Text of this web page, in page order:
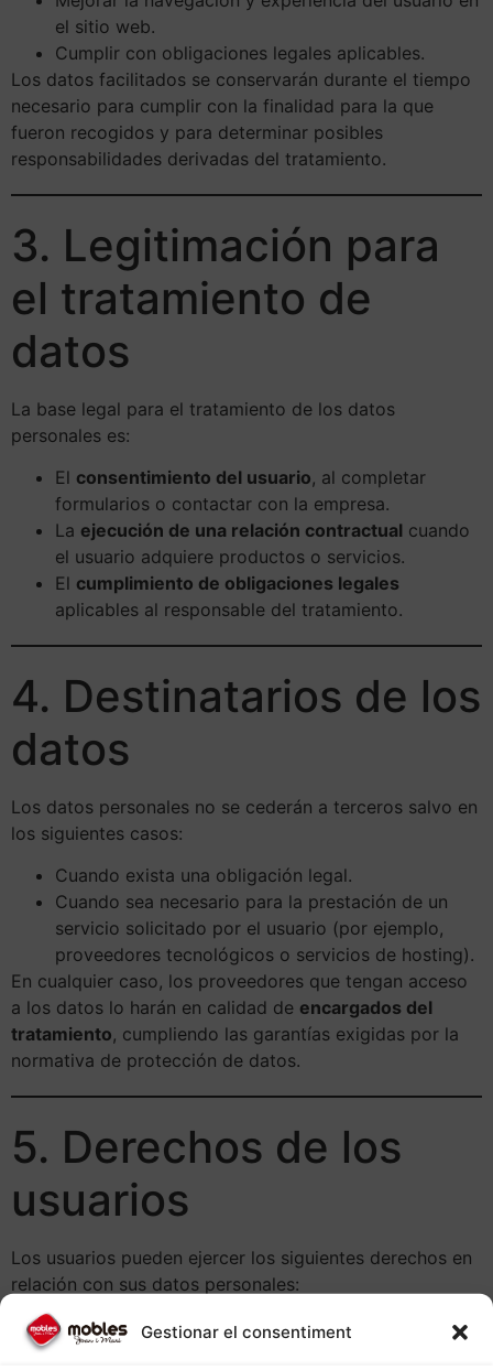
Gestionar el consentiment
el sitio web.
Cumplir con obligaciones legales aplicables.
Los datos facilitados se conservarán durante el tiempo
necesario para cumplir con la finalidad para la que
fueron recogidos y para determinar posibles
responsabilidades derivadas del tratamiento.
3. Legitimación para
el tratamiento de
datos
La base legal para el tratamiento de los datos
personales es:
El consentimiento del usuario, al completar
formularios o contactar con la empresa.
La ejecución de una relación contractual cuando
el usuario adquiere productos o servicios.
El cumplimiento de obligaciones legales
aplicables al responsable del tratamiento.
4. Destinatarios de los
datos
Los datos personales no se cederán a terceros salvo en
los siguientes casos:
Cuando exista una obligación legal.
Cuando sea necesario para la prestación de un
servicio solicitado por el usuario (por ejemplo,
proveedores tecnológicos o servicios de hosting).
En cualquier caso, los proveedores que tengan acceso
a los datos lo harán en calidad de encargados del
tratamiento, cumpliendo las garantías exigidas por la
normativa de protección de datos.
5. Derechos de los
usuarios
Los usuarios pueden ejercer los siguientes derechos en
relación con sus datos personales:
Derecho de acceso : conocer qué datos